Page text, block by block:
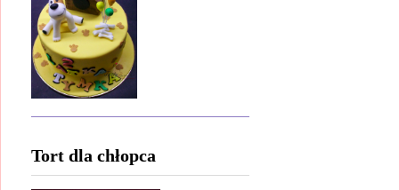
Tort dla chłopca